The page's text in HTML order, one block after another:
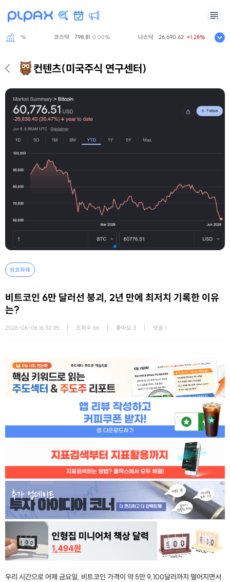
0.00% 코스닥 798.81 0.00% 나스닥 26,690.62 +1.28%
컨텐츠(미국주식 연구센터)
암호화폐
비트코인 6만 달러선 붕괴, 2년 만에 최저치 기록한 이유
는?
2026-06-06 16:32:35 조회수 66 좋아요 3 댓글 1
우리 시간으로 어제 금요일, 비트코인 가격이 약 5만 9,100달러까지 떨어지면서